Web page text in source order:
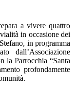
a vivere quattro
in occasione dei
in programma
dall’Associazione
la Parrocchia “Santa
profondamente